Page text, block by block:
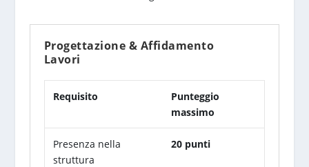
Progettazione & Affidamento
Lavori
Requisito
Punteggio
massimo
Presenza nella
struttura
20 punti